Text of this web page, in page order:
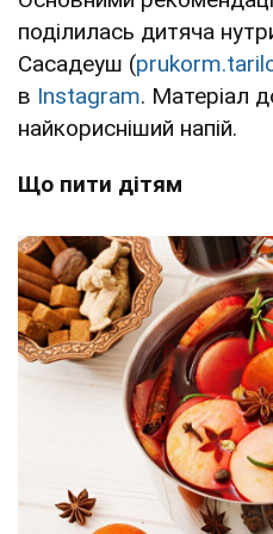
поділилась дитяча
Сасадеуш (
в Instagram. Матеріал
найкорисніший напій.
Що пити дітям